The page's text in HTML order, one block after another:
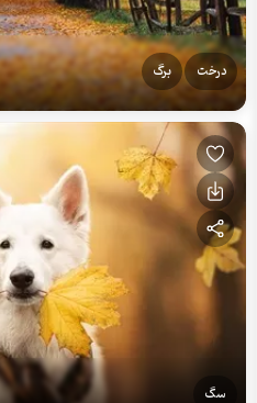
درخت برگ
سگ